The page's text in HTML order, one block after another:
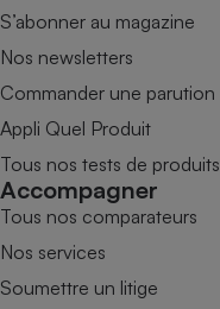
S’abonner au magazine
Nos newsletters
Commander une parution
Appli Quel Produit
Tous nos tests de produits
Accompagner
Tous nos comparateurs
Nos services
Soumettre un litige